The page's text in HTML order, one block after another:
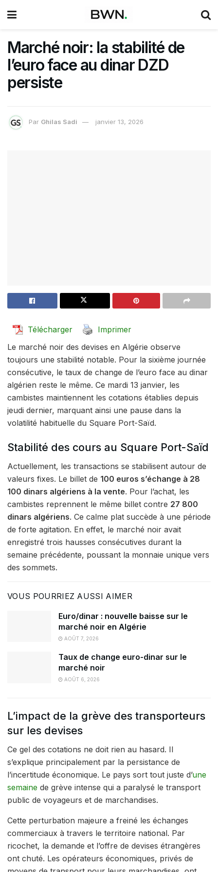
Marché noir: la stabilité de
l’euro face au dinar DZD
persiste
Par Ghilas Sadi janvier 13, 2026
Télécharger
Imprimer
Le marché noir des devises en Algérie observe
toujours une stabilité notable. Pour la sixième journée
consécutive, le taux de change de l’euro face au dinar
algérien reste le même. Ce mardi 13 janvier, les
cambistes maintiennent les cotations établies depuis
jeudi dernier, marquant ainsi une pause dans la
volatilité habituelle du Square Port-Saïd.
Stabilité des cours au Square Port-Saïd
Actuellement, les transactions se stabilisent autour de
valeurs fixes. Le billet de 100 euros s’échange à 28
100 dinars algériens à la vente. Pour l’achat, les
cambistes reprennent le même billet contre 27 800
dinars algériens. Ce calme plat succède à une période
de forte agitation. En effet, le marché noir avait
enregistré trois hausses consécutives durant la
semaine précédente, poussant la monnaie unique vers
des sommets.
VOUS POURRIEZ AUSSI AIMER
Euro/dinar : nouvelle baisse sur le
marché noir en Algérie
AOÛT 7, 2026
Taux de change euro-dinar sur le
marché noir
AOÛT 6, 2026
L’impact de la grève des transporteurs
sur les devises
Ce gel des cotations ne doit rien au hasard. Il
s’explique principalement par la persistance de
l’incertitude économique. Le pays sort tout juste d’une
semaine de grève intense qui a paralysé le transport
public de voyageurs et de marchandises.
Cette perturbation majeure a freiné les échanges
commerciaux à travers le territoire national. Par
ricochet, la demande et l’offre de devises étrangères
ont chuté. Les opérateurs économiques, privés de